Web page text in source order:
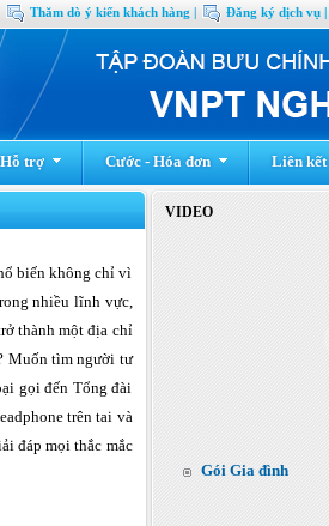
Đăng ký dịch vụ |
Thăm dò ý kiến khách hàng |
Hỗ trợ Cước - Hóa đơn Liên kết
biến không chỉ vì
nhiều lĩnh vực,
thành một địa chỉ
Muốn tìm người tư
gọi đến Tổng đài
trên tai và
đáp mọi thắc mắc
VIDEO
Gói Gia đình